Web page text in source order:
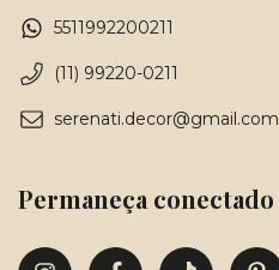
5511992200211
(11) 99220-0211
serenati.decor@gmail.com
Permaneça conectado